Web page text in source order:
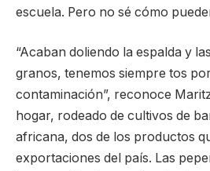
escuela. Pero no sé cómo
“Acaban doliendo la espalda y
granos, tenemos siempre tos
contaminación”, reconoce
hogar, rodeado de cultivos de
africana, dos de los productos
exportaciones del país. Las